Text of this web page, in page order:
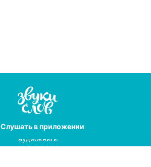
Слушатьв приложении
Лучшие
аудиокниги
на русском